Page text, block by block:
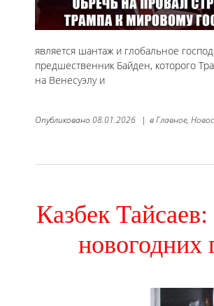
является шантаж и глобальное
предшественник Байден, которого
на Венесуэлу и
Опубликовано 08.01.2026 | вГлавное,
Казбек
новогодних